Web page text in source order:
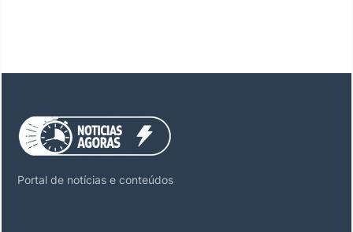
Portal de notícias e conteúdos